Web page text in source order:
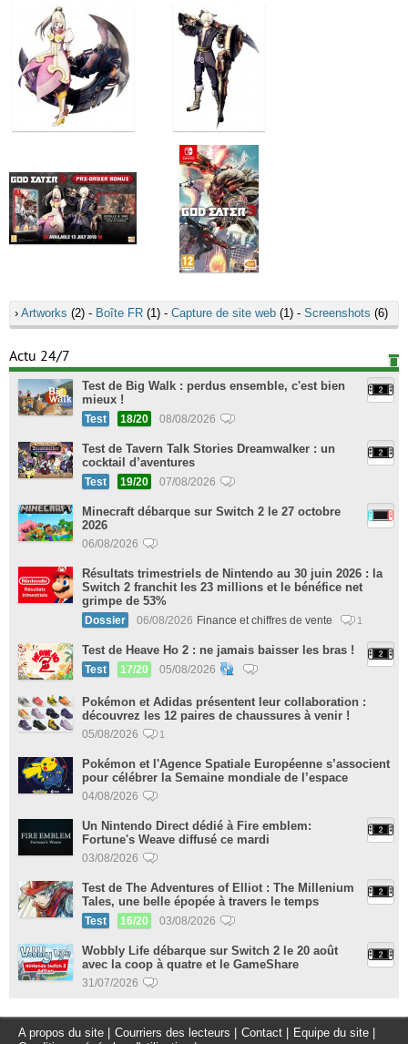
› Artworks (2) - Boîte FR (1) - Capture de site web (1) - Screenshots (6)
Actu 24/7
Test de Big Walk : perdus ensemble, c'est bien
mieux !
Test 18/20 08/08/2026
Test de Tavern Talk Stories Dreamwalker : un
cocktail d’aventures
Test 19/20 07/08/2026
Minecraft débarque sur Switch 2 le 27 octobre
2026
06/08/2026
Résultats trimestriels de Nintendo au 30 juin 2026 : la
Switch 2 franchit les 23 millions et le bénéfice net
grimpe de 53%
Dossier 06/08/2026 Finance et chiffres de vente 1
Test de Heave Ho 2 : ne jamais baisser les bras !
Test 17/20 05/08/2026
Pokémon et Adidas présentent leur collaboration :
découvrez les 12 paires de chaussures à venir !
05/08/2026 1
Pokémon et l'Agence Spatiale Européenne s’associent
pour célébrer la Semaine mondiale de l’espace
04/08/2026
Un Nintendo Direct dédié à Fire emblem:
Fortune's Weave diffusé ce mardi
03/08/2026
Test de The Adventures of Elliot : The Millenium
Tales, une belle épopée à travers le temps
Test 16/20 03/08/2026
Wobbly Life débarque sur Switch 2 le 20 août
avec la coop à quatre et le GameShare
31/07/2026
A propos du site Courriers des lecteurs Contact Equipe du site